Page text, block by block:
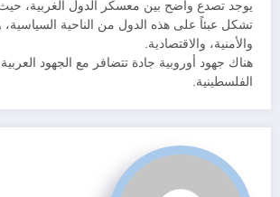
يوجد تصدع واضح بين معسكر الدول الغربية،
تشكل عبئاً على هذه الدول من الناحية السياسية،
والأمنية، والاقتصادية.
هناك جهود أوروبية جادة تتضافر مع الجهود
الفلسطينية.